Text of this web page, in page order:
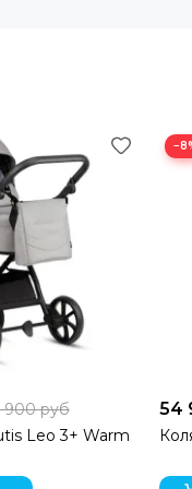
вашего
развитию зрения
более
температуру
900 руб
Leo 3+ Warm
54